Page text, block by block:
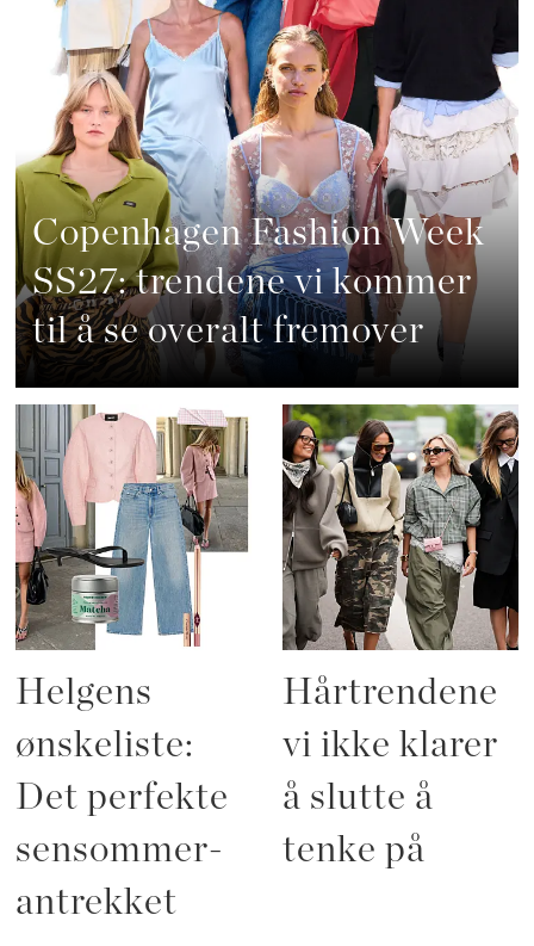
Copenhagen Fashion Week
SS27: trendene vi kommer
til å se overalt fremover
Helgens
ønskeliste:
Det perfekte
sensommer-
antrekket
Hårtrendene
vi ikke klarer
å slutte å
tenke på